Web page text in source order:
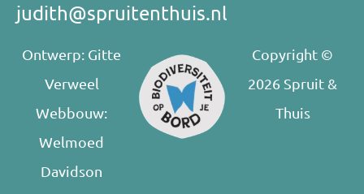
judith@spruitenthuis.nl
Ontwerp: Gitte
Verweel
Webbouw:
Welmoed
Davidson
Copyright ©
2026 Spruit &
Thuis